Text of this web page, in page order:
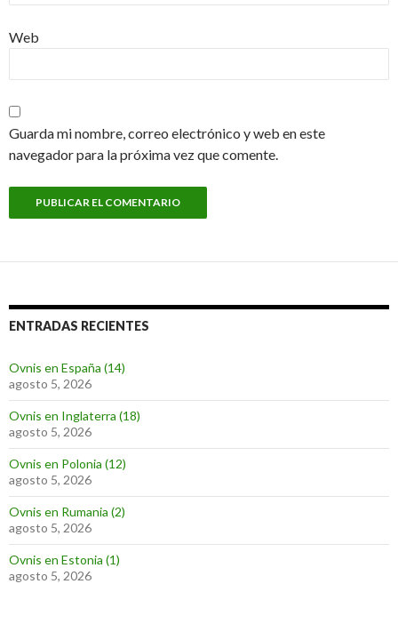
Web
Guarda mi nombre, correo electrónico y web en este
navegador para la próxima vez que comente.
ENTRADAS RECIENTES
Ovnis en España (14)
agosto 5, 2026
Ovnis en Inglaterra (18)
agosto 5, 2026
Ovnis en Polonia (12)
agosto 5, 2026
Ovnis en Rumania (2)
agosto 5, 2026
Ovnis en Estonia (1)
agosto 5, 2026